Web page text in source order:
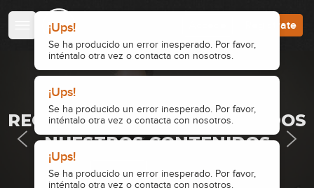
¡Ups!
Se ha producido un error inesperado. Por favor,
inténtalo otra vez o contacta con nosotros.
¡Ups!
Se ha producido un error inesperado. Por favor,
inténtalo otra vez o contacta con nosotros.
¡Ups!
Se ha producido un error inesperado. Por favor,
inténtalo otra vez o contacta con nosotros.
Regístrate
REGÍSTRATE Y ACCEDE A TODOS
NUESTROS CONTENIDOS
Accede Regístrate